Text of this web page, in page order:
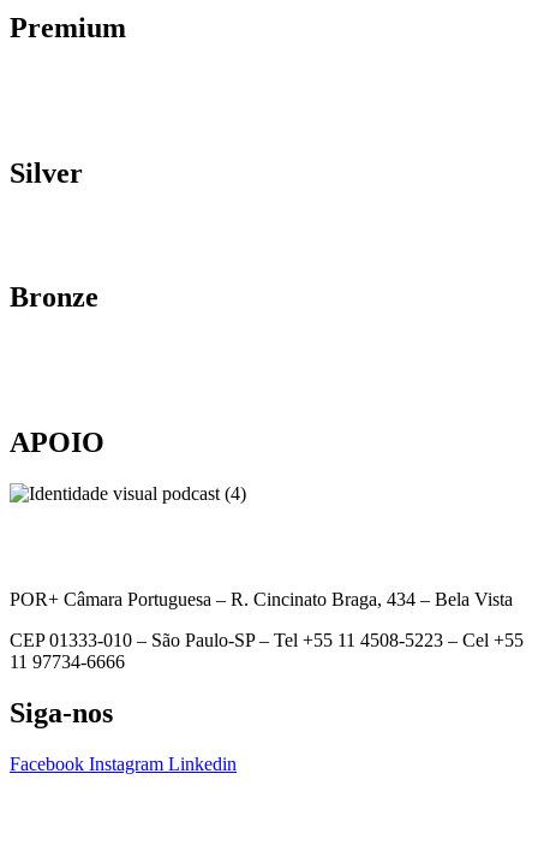
Premium
Silver
Bronze
APOIO
POR+ Câmara Portuguesa – R. Cincinato Braga, 434 – Bela Vista
CEP 01333-010 – São Paulo-SP – Tel +55 11 4508-5223 – Cel +55
11 97734-6666
Siga-nos
Facebook Instagram Linkedin